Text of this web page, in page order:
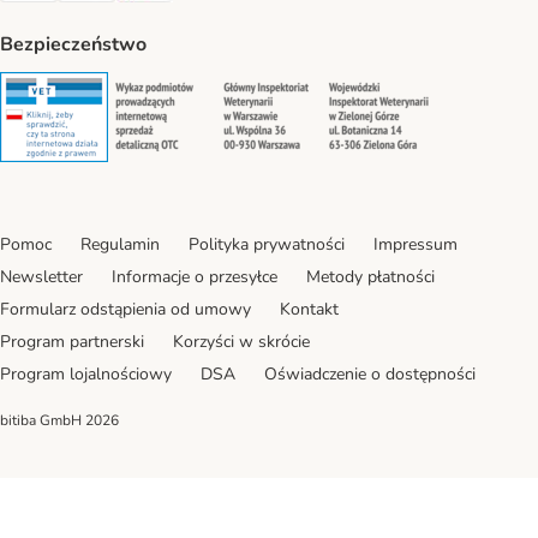
Bezpieczeństwo
Security Security Security
Pomoc Regulamin Polityka prywatności
Impressum
Newsletter
Informacje o przesyłce
Metody płatności
Formularz odstąpienia od umowy
Kontakt
Program partnerski
Korzyści w skrócie
Program lojalnościowy
DSA Oświadczenie o dostępności
bitiba GmbH 2026